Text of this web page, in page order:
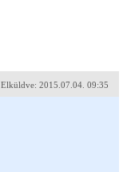
Elküldve: 2015.07.04. 09:35